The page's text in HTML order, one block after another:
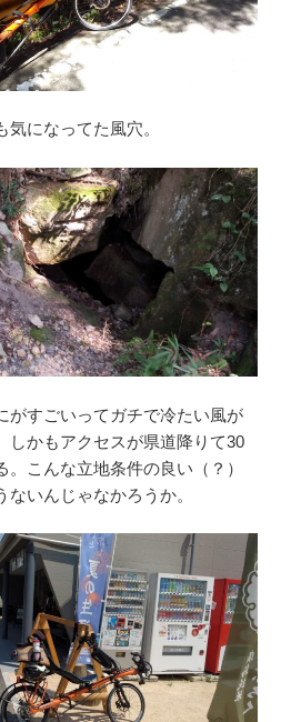
になってた風穴。
がすごいってガチで冷たい風が
しかもアクセスが県道降りて30
こんな立地条件の良い（？）
いんじゃなかろうか。